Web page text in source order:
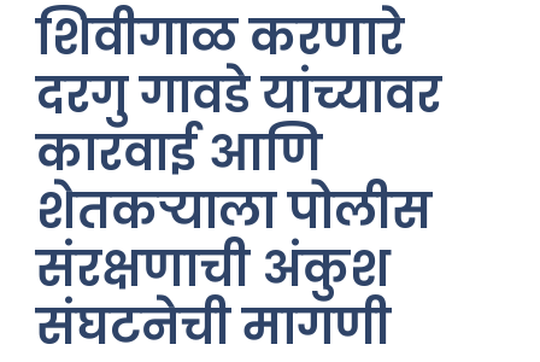
शिवीगाळ करणारे
दरगु गावडे यांच्यावर
कारवाई आणि
शेतकऱ्याला पोलीस
संरक्षणाची अंकुश
संघटनेची मागणी